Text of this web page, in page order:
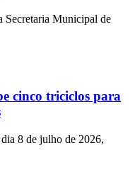
Secretaria Municipal de
cinco triciclos para
8 de julho de 2026,